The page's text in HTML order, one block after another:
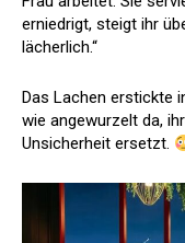
erniedrigt, steigt ihr
lächerlich.“
Das Lachen erstickte
wie angewurzelt da,
Unsicherheit ersetzt.